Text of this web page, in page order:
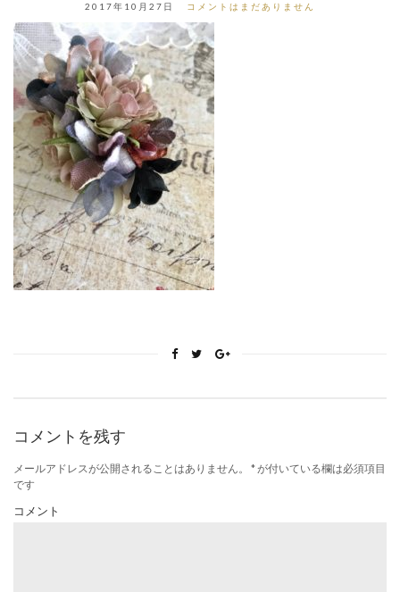
2017年10月27日 コメントはまだありません
コメントを残す
メールアドレスが公開されることはありません。 *が付いている欄は必須項目
です
コメント